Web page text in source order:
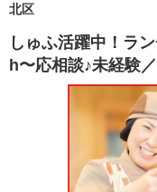
北区
しゅふ活躍中！ラ
h〜応相談♪未経験